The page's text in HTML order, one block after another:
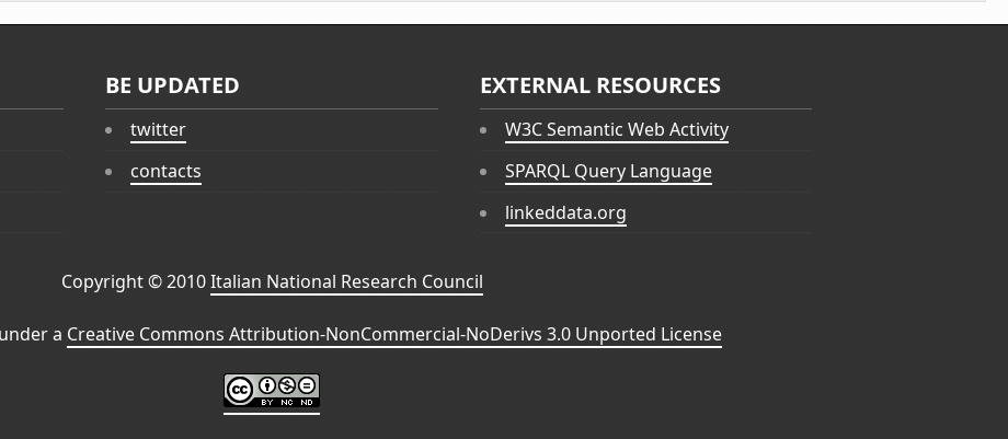
BE UPDATED
twitter
contacts
EXTERNAL RESOURCES
W3C Semantic Web Activity
SPARQL Query Language
linkeddata.org
Copyright © 2010Italian National Research Council
a Creative Commons Attribution-NonCommercial-NoDerivs 3.0 Unported License